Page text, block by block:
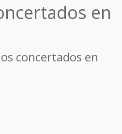
en
concertados en